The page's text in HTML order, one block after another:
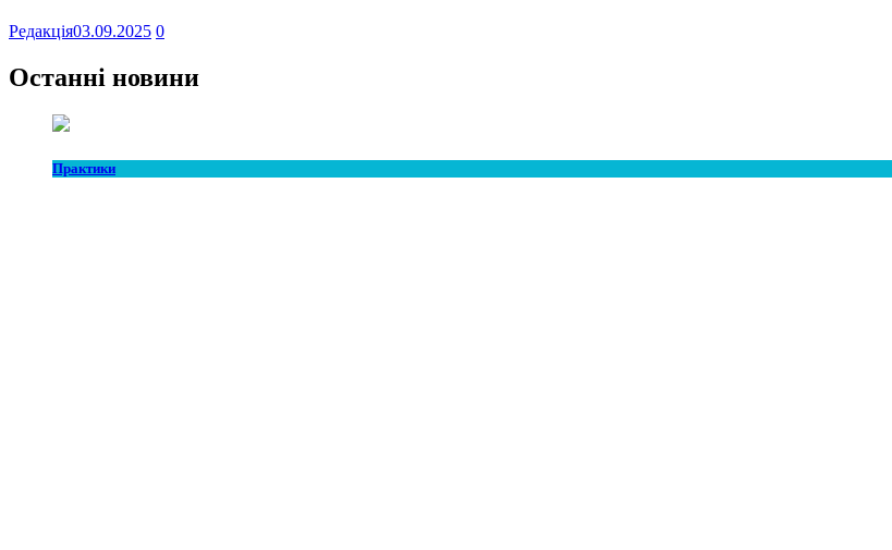
Редакція03.09.2025 0
Останні новини
Практики